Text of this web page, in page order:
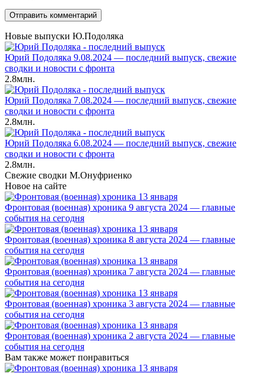
Новые выпуски Ю.Подоляка
Юрий Подоляка 9.08.2024 — последний выпуск, свежие
сводки и новости с фронта
2.8млн.
Юрий Подоляка 7.08.2024 — последний выпуск, свежие
сводки и новости с фронта
2.8млн.
Юрий Подоляка 6.08.2024 — последний выпуск, свежие
сводки и новости с фронта
2.8млн.
Свежие сводки М.Онуфриенко
Новое на сайте
Фронтовая (военная) хроника 9 августа 2024 — главные
события на сегодня
Фронтовая (военная) хроника 8 августа 2024 — главные
события на сегодня
Фронтовая (военная) хроника 7 августа 2024 — главные
события на сегодня
Фронтовая (военная) хроника 3 августа 2024 — главные
события на сегодня
Фронтовая (военная) хроника 2 августа 2024 — главные
события на сегодня
Вам также может понравиться